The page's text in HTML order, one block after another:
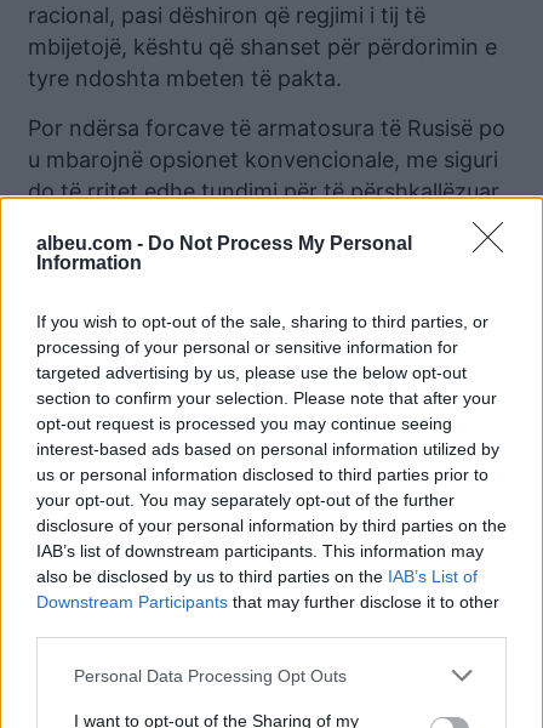
albeu.com - Do Not Process My Personal
Information
If you wish to opt-out of the sale, sharing to third parties, or
processing of your personal or sensitive information for
targeted advertising by us, please use the below opt-out
section to confirm your selection. Please note that after your
opt-out request is processed you may continue seeing
interest-based ads based on personal information utilized by
us or personal information disclosed to third parties prior to
your opt-out. You may separately opt-out of the further
disclosure of your personal information by third parties on the
IAB’s list of downstream participants. This information may
also be disclosed by us to third parties on the IAB’s List of
Downstream Participants that may further disclose it to other
Personal Data Processing Opt Outs
I want to opt-out of the Sharing of my
racional, pasi dëshiron që regjimi i tij të
mbijetojë, kështu që shanset për përdorimin e
tyre ndoshta mbeten të pakta.
Por ndërsa forcave të armatosura të Rusisë po
u mbarojnë opsionet konvencionale, me siguri
do të rritet edhe tundimi për të përshkallëzuar
luftën. Por oficerët dhe strategët e tij duhet të
shohin dështimin e operacionit ushtarak të
ardhshme.
Një ngërç në Donbas thjesht do të nxiste luftën
e radhës dhe mund të ishte edhe më
kërcënuese se sa lufta sot. Megjithatë, edhe
nëse Putin mposhtet, ai sërish mbetet i
rrezikshëm. Thirrja për NATO-n është se
aleanca duhet të përforcojë mbrojtjen e saj.
Kjo vjen, pasi përpjekja e Rusisë për të pushtuar
shtetet baltike mund të rezultojë e
suksesshme, por do të shkaktonte një luftë më
të gjerë në të cilën NATO në fund do të fitonte.